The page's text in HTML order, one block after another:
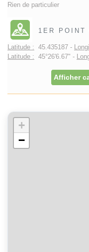
Rien de particulier
1ER POINT
Latitude : 45.435187 -
Latitude : 45°26'6.67" -
Afficher
+
−